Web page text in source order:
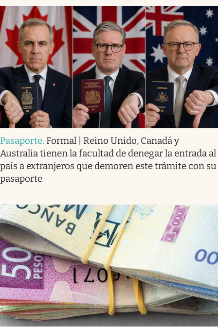
Pasaporte. Formal | Reino Unido, Canadá y
Australia tienen la facultad de denegar la entrada al
país a extranjeros que demoren este trámite con su
pasaporte